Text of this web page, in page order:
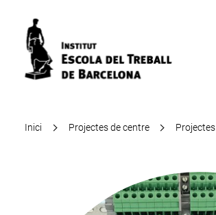
Inici Projectes de centre Projectes